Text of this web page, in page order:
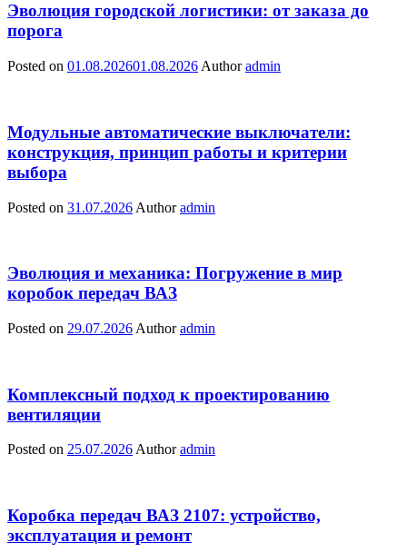
Эволюция городской логистики: от заказа до
порога
Posted on 01.08.202601.08.2026 Author admin
Модульные автоматические выключатели:
конструкция, принцип работы и критерии
выбора
Posted on 31.07.2026 Author admin
Эволюция и механика: Погружение в мир
коробок передач ВАЗ
Posted on 29.07.2026 Author admin
Комплексный подход к проектированию
вентиляции
Posted on 25.07.2026 Author admin
Коробка передач ВАЗ 2107: устройство,
эксплуатация и ремонт